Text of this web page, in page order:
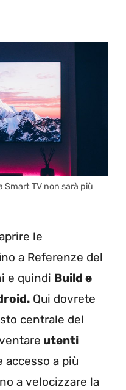
Smart TV non sarà più
le
a Referenze del
e quindi Build e
Qui dovrete
centrale del
utenti
accesso a più
a velocizzare la